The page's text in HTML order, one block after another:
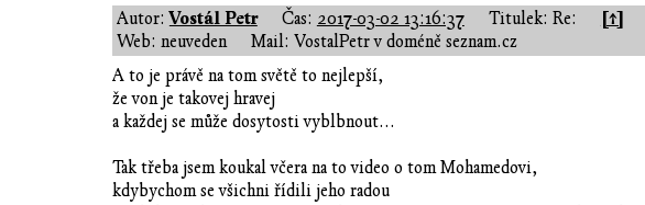
Autor: Vostál Petr Čas: 2017-03-02 13:16:37 Titulek: Re: [↑]
Web: neuveden
Mail: VostalPetr v doméně seznam.cz
A to je právě na tom světě to nejlepší,
že von je takovej hravej
a každej se může dosytosti vyblbnout...
Tak třeba jsem koukal včera na to video o tom Mohamedovi,
kdybychom se všichni řídili jeho radou